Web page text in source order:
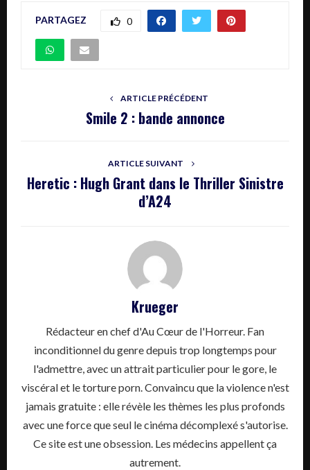
PARTAGEZ 0
ARTICLE PRÉCÉDENT
Smile 2 : bande annonce
ARTICLE SUIVANT
Heretic : Hugh Grant dans le Thriller Sinistre
d’A24
Krueger
Rédacteur en chef d'Au Cœur de l'Horreur. Fan
inconditionnel du genre depuis trop longtemps pour
l'admettre, avec un attrait particulier pour le gore, le
viscéral et le torture porn. Convaincu que la violence n'est
jamais gratuite : elle révèle les thèmes les plus profonds
avec une force que seul le cinéma décomplexé s'autorise.
Ce site est une obsession. Les médecins appellent ça
autrement.